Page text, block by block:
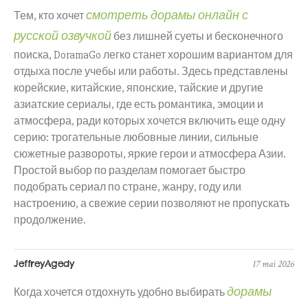
Тем, кто хочетсмотреть дорамы онлайн с
русской озвучкой без лишней суеты и бесконечного
поиска, DoramaGo легко станет хорошим вариантом для
отдыха после учебы или работы. Здесь представлены
корейские, китайские, японские, тайские и другие
азиатские сериалы, где есть романтика, эмоции и
атмосфера, ради которых хочется включить еще одну
серию: трогательные любовные линии, сильные
сюжетные развороты, яркие герои и атмосфера Азии.
Простой выбор по разделам помогает быстро
подобрать сериал по стране, жанру, году или
настроению, а свежие серии позволяют не пропускать
продолжение.
JeffreyAgedy 17 mai 2026
Когда хочется отдохнуть удобно выбиратьдорамы